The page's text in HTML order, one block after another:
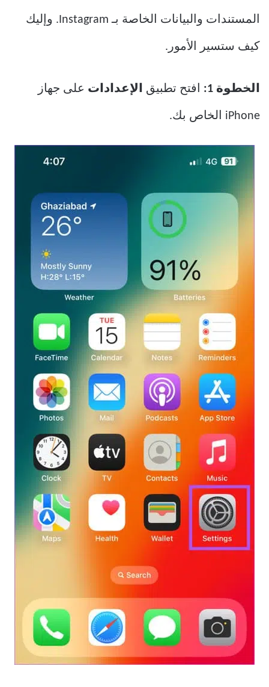
المستندات والبيانات الخاصة بـ Instagram. وإليك
كيف ستسير الأمور.
الخطوة 1: افتح تطبيق الإعدادات على جهاز
iPhone الخاص بك.